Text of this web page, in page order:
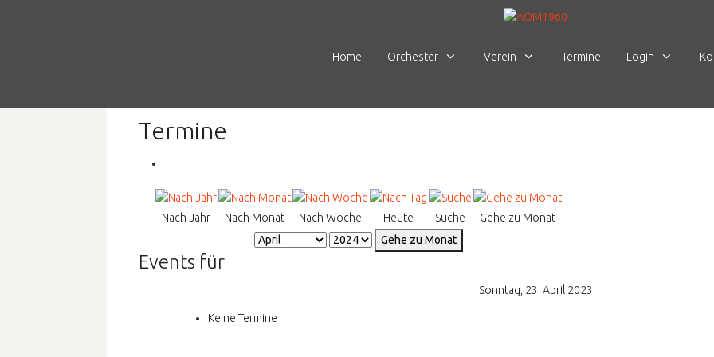
Home Orchester Verein Termine Login
Termine
Nach Jahr Nach Monat Nach Woche Heute Suche
Gehe zu Monat
Gehe zu Monat
Events für
Sonntag, 23. April 2023
Keine Termine